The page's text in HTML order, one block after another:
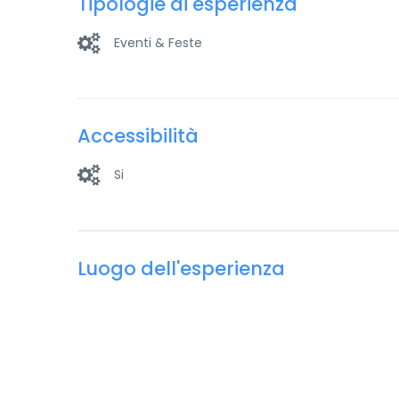
Eventi & Feste
Accessibilità
Si
Luogo dell'esperienza